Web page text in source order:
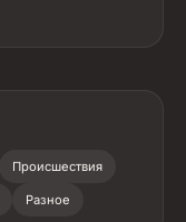
Происшествия
Разное